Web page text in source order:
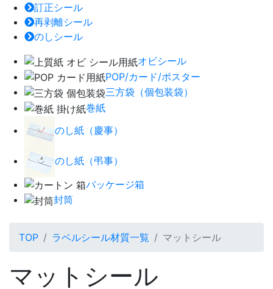
訂正シール
再剥離シール
のしシール
オビシール
POP/カード/ポスター
三方袋（個包装袋）
巻紙
のし紙（慶事）
のし紙（弔事）
パッケージ箱
封筒
TOP ラベルシール材質一覧 マットシール
マットシール